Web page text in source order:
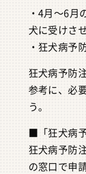
・4月～6月
犬に受けさ
・狂犬病予
狂犬病予防
参考に、必
う。
■「狂犬病
狂犬病予防
の窓口で申